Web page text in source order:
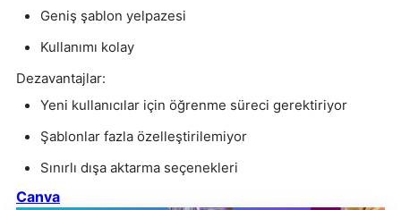
Geniş şablon yelpazesi
Kullanımı kolay
Dezavantajlar:
Yeni kullanıcılar için öğrenme süreci gerektiriyor
Şablonlar fazla özelleştirilemiyor
Sınırlı dışa aktarma seçenekleri
Canva